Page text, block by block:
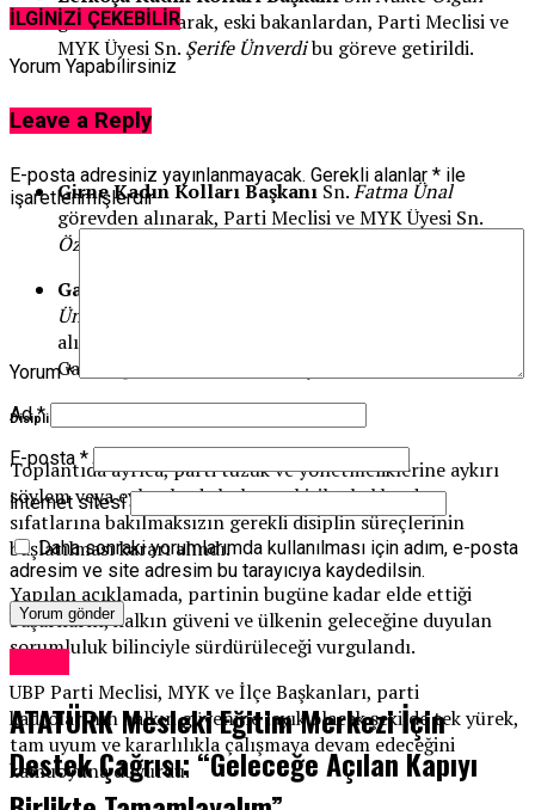
görevden alınarak, eski bakanlardan, Parti Meclisi ve
MYK Üyesi Sn. Şerife Ünverdibu göreve getirildi.
Girne Kadın Kolları Başkanı Sn.Fatma Ünal
görevden alınarak, Parti Meclisi ve MYK Üyesi Sn.
Özge Kardana Atlı
Gazimağusa Kadın Kolları Başkanları
Ünsalan Sefer
alınarak, Parti Meclisi Üyesi Sn.
Gazimağusa Kadın Kolları Başkanı olarak atandı.
Disiplin Süreçleri Başlatılacak
Toplantıda ayrıca, parti tüzük ve yönetmeliklerine aykırı
söylem veya eylemlerde bulunan kişiler hakkında,
sıfatlarına bakılmaksızın gerekli disiplin süreçlerinin
başlatılması kararı alındı.
Yapılan açıklamada, partinin bugüne kadar elde ettiği
başarıların, halkın güveni ve ülkenin geleceğine duyulan
sorumluluk bilinciyle sürdürüleceği vurgulandı.
UBP Parti Meclisi, MYK ve İlçe Başkanları, parti
kadrolarının halkın güvenine layık olacak şekilde tek yürek,
tam uyum ve kararlılıkla çalışmaya devam edeceğini
kamuoyuna duyurdu.
İLGİNİZİ ÇEKEBİLİR
Yorum Yapabilirsiniz
Leave a Reply
E-posta adresiniz yayınlanmayacak. Gerekli alanlar * ile
işaretlenmişlerdir
Yorum*
Ad*
E-posta *
İnternet sitesi
Daha sonraki yorumlarımda kullanılması için adım, e-posta
adresim ve site adresim bu tarayıcıya kaydedilsin.
ATATÜRK Mesleki Eğitim Merkezi İçin
Destek Çağrısı: “Geleceğe Açılan Kapıyı